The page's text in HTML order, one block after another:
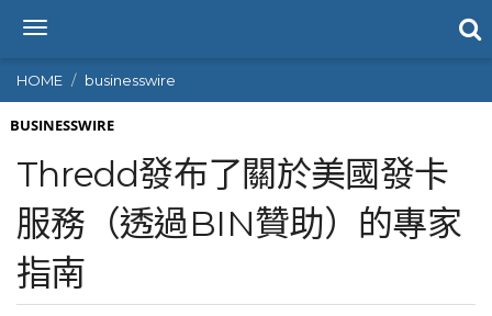
T
g
g
l
n
a
v
i
g
a
t
HOME businesswire
BUSINESSWIRE
Thredd發布了關於美國發卡
服務（透過BIN贊助）的專家
指南